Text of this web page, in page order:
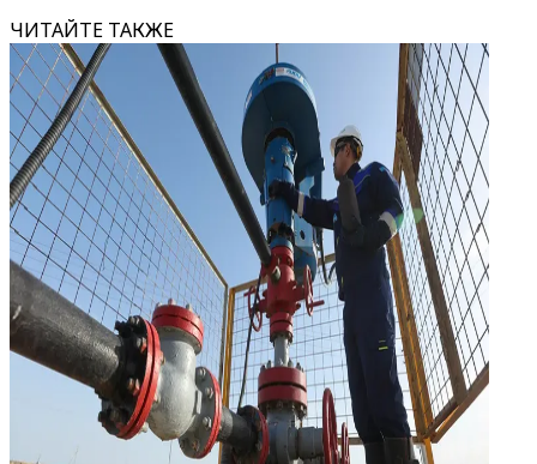
ЧИТАЙТЕ ТАКЖЕ